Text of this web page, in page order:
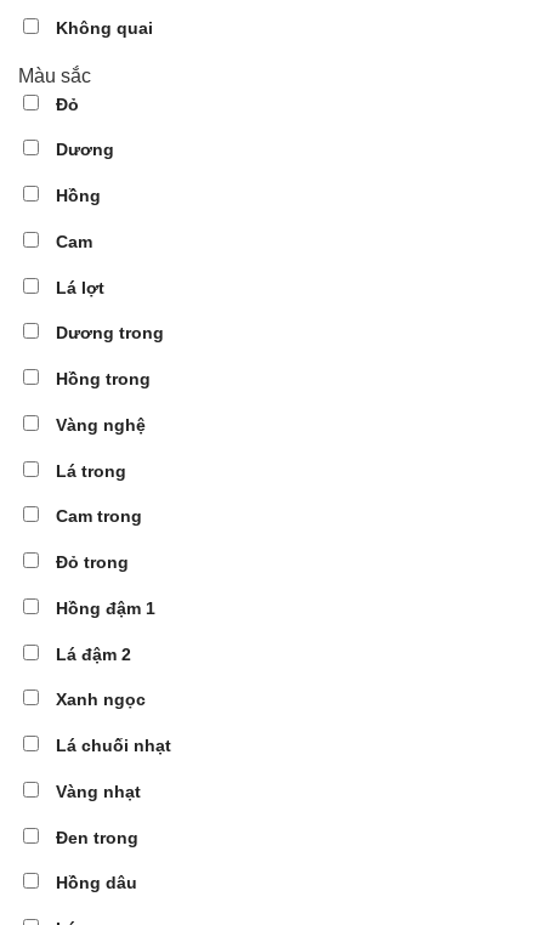
Không quai
Màu sắc
Đỏ
Dương
Hồng
Cam
Lá lợt
Dương trong
Hồng trong
Vàng nghệ
Lá trong
Cam trong
Đỏ trong
Hồng đậm 1
Lá đậm 2
Xanh ngọc
Lá chuối nhạt
Vàng nhạt
Đen trong
Hồng dâu